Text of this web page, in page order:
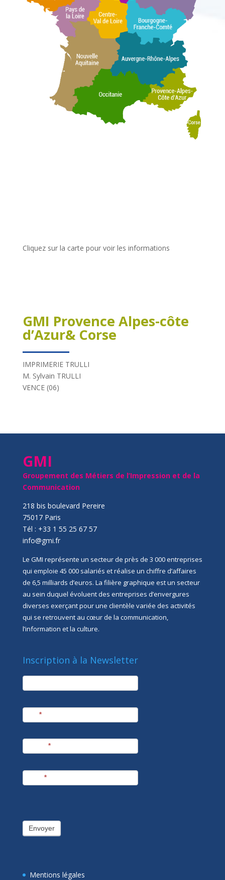
Cliquez sur la carte pour voir les informations
GMI Provence Alpes-côte
d’Azur& Corse
IMPRIMERIE TRULLI
M. Sylvain TRULLI
VENCE (06)
GMI
Groupement des Métiers de l’Impression et de la
Communication
218 bis boulevard Pereire
75017 Paris
Tél : +33 1 55 25 67 57
info@gmi.fr
Le GMI représente un secteur de près de 3 000 entreprises
qui emploie 45 000 salariés et réalise un chiffre d’affaires
de 6,5 milliards d’euros. La filière graphique est un secteur
au sein duquel évoluent des entreprises d’envergures
diverses exerçant pour une clientèle variée des activités
qui se retrouvent au cœur de la communication,
l’information et la culture.
Inscription à la Newsletter
newsletter
*
*
*
Envoyer
Mentions légales